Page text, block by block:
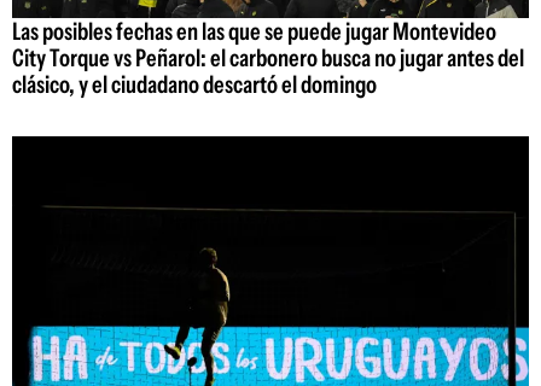
Las posibles fechas en las que se puede jugar Montevideo
City Torque vs Peñarol: el carbonero busca no jugar antes del
clásico, y el ciudadano descartó el domingo